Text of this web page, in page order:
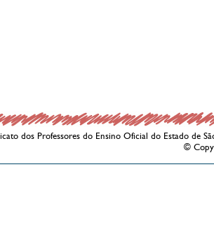
dos Professores do Ensino Oficial do Estado de
©